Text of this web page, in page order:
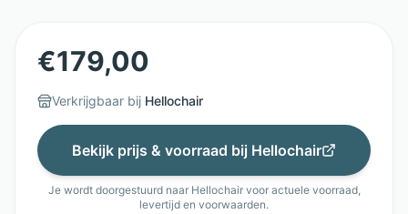
€179,00
Verkrijgbaar bij Hellochair
Bekijk prijs & voorraad bij Hellochair
Je wordt doorgestuurd naar Hellochairvoor actuele voorraad,
levertijd en voorwaarden.